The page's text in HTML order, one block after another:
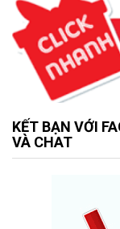
KẾT BẠN VỚI
VÀ CHAT